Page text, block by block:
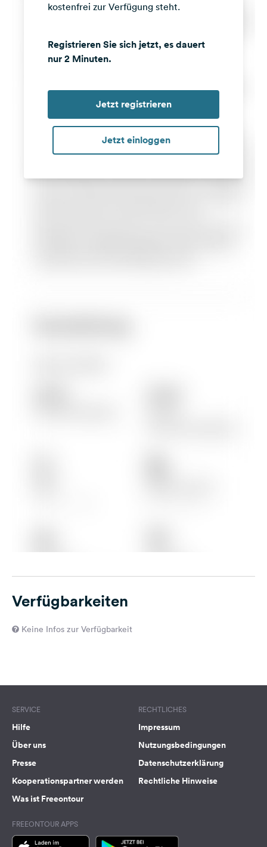
kostenfrei zur Verfügung steht.
Registrieren Sie sich jetzt, es dauert
nur 2 Minuten.
Jetzt registrieren
Jetzt einloggen
Verfügbarkeiten
Keine Infos zur Verfügbarkeit
SERVICE
Hilfe
Über uns
Presse
Kooperationspartner werden
Was ist Freeontour
RECHTLICHES
Impressum
Nutzungsbedingungen
Datenschutzerklärung
Rechtliche Hinweise
FREEONTOUR APPS